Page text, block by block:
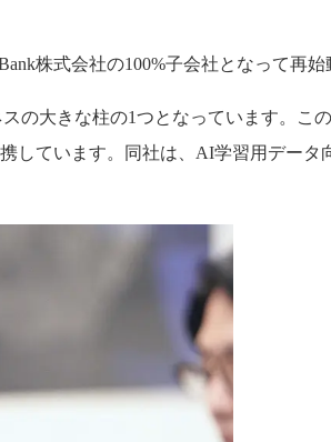
株式会社の100%子会社となって再始
の大きな柱の1つとなっています。こ
しています。同社は、AI学習用データ